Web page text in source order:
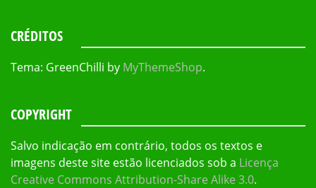
CRÉDITOS
Tema: GreenChilli by MyThemeShop.
COPYRIGHT
Salvo indicação em contrário, todos os textos e
imagens deste site estão licenciados sob a Licença
Creative Commons Attribution-Share Alike 3.0.